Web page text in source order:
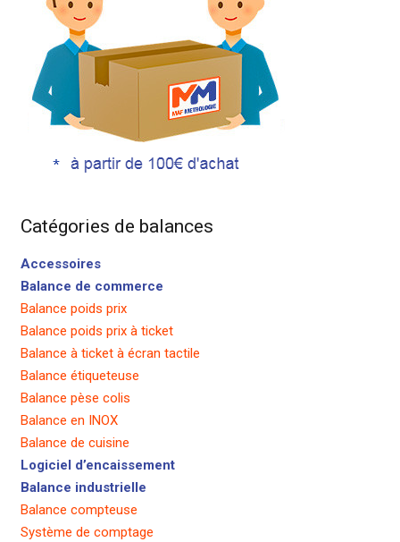
Catégories de balances
Accessoires
Balance de commerce
Balance poids prix
Balance poids prix à ticket
Balance à ticket à écran tactile
Balance étiqueteuse
Balance pèse colis
Balance en INOX
Balance de cuisine
Logiciel d’encaissement
Balance industrielle
Balance compteuse
Système de comptage